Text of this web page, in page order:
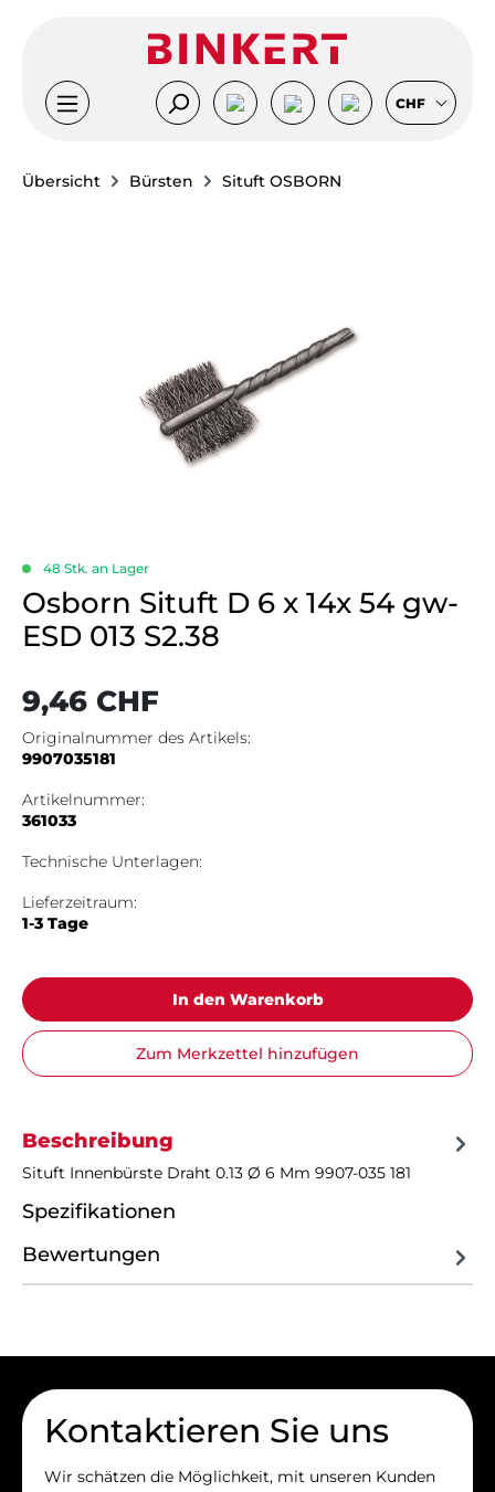
CHF
Übersicht Bürsten Situft OSBORN
48 Stk. an Lager
Osborn Situft D 6 x 14x 54 gw-
ESD 013 S2.38
Regulärer Preis:
9,46 CHF
Originalnummer des Artikels:
9907035181
Artikelnummer:
361033
Technische Unterlagen:
Lieferzeitraum:
1-3 Tage
In den Warenkorb
Zum Merkzettel hinzufügen
Beschreibung
Situft Innenbürste Draht 0.13 Ø 6 Mm 9907-035 181
Spezifikationen
Bewertungen
Kontaktieren Sie uns
Wir schätzen die Möglichkeit, mit unseren Kunden